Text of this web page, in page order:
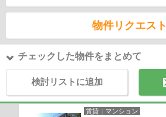
物件リクエスト
チェックした物件をまとめて
検討リストに追加
賃貸｜マンション